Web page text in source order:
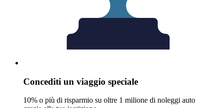
Concediti un viaggio speciale
10% o più di risparmio su oltre 1 milione di noleggi auto